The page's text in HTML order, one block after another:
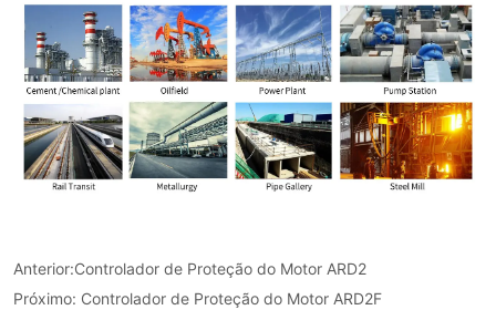
Anterior:Controlador de Proteção do Motor ARD2
Próximo: Controlador de Proteção do Motor ARD2F